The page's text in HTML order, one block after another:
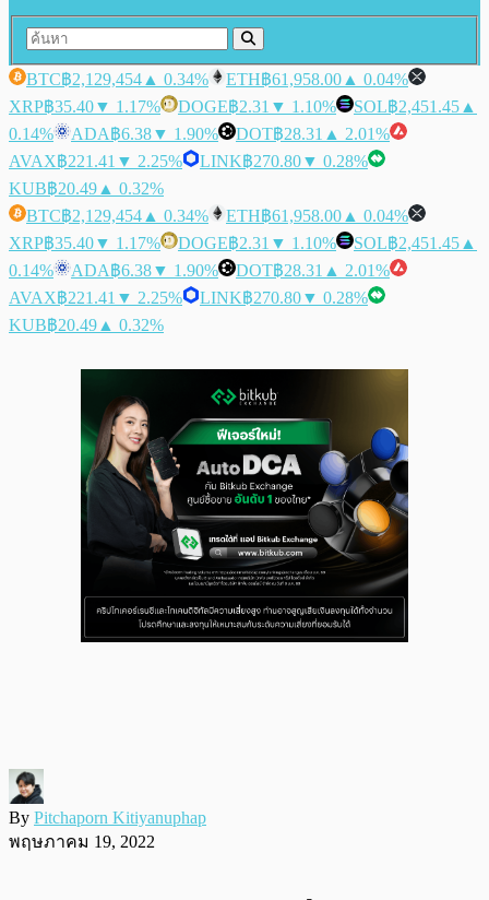
BTC฿2,129,454 ▲ 0.34% ETH฿61,958.00 ▲ 0.04%
XRP฿35.40▼ 1.17% DOGE฿2.31 ▼ 1.10% SOL฿2,451.45 ▲
0.14%
ADA฿6.38▼ 1.90% DOT฿28.31 ▲ 2.01%
AVAX฿221.41 ▼ 2.25% LINK฿270.80▼ 0.28%
KUB฿20.49 ▲ 0.32%
BTC฿2,129,454 ▲ 0.34% ETH฿61,958.00 ▲ 0.04%
XRP฿35.40▼ 1.17% DOGE฿2.31 ▼ 1.10% SOL฿2,451.45 ▲
0.14%
ADA฿6.38▼ 1.90% DOT฿28.31 ▲ 2.01%
AVAX฿221.41 ▼ 2.25% LINK฿270.80▼ 0.28%
KUB฿20.49 ▲ 0.32%
By Pitchaporn Kitiyanuphap
พฤษภาคม 19, 2022